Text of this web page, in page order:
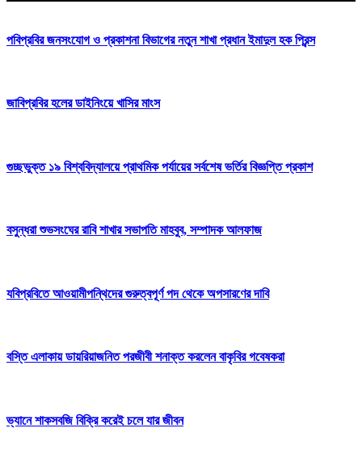
পবিপ্রবির জনসংযোগ ও প্রকাশনা বিভাগের নতুন শাখা প্রধান ইমাদুল হক প্রিন্স
জাবিপ্রবির হলের ডাইনিংয়ে খাসির মাংস
‎গুচ্ছভুক্ত ১৯ বিশ্ববিদ্যালয়ে প্রাথমিক পর্যায়ের সর্বশেষ ভর্তির বিজ্ঞপ্তি প্রকাশ
বসুন্ধরা শুভসংঘের রাবি শাখার সভাপতি মাহবুব, সম্পাদক আলফাজ
যবিপ্রবিতে আওয়ামীপন্থিদের গুরুত্বপূর্ণ পদ থেকে অপসারণের দাবি
বস্তি এলাকায় ডায়রিয়াজনিত পরজীবী শনাক্ত করলেন বাকৃবির গবেষকরা
ভ্যানে শাকসবজি বিক্রি করেই চলে যার জীবন